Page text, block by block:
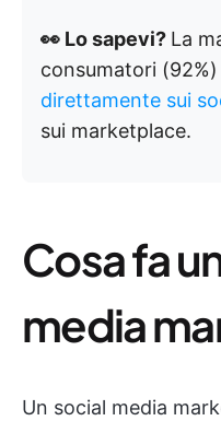
👀 Lo sapevi? La
consumatori (92%)
direttamente sui
sui marketplace.
Cosa fa
media
Un social media